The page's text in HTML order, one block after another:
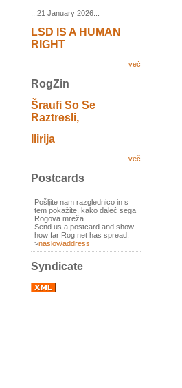
...21 January 2026...
LSD IS A HUMAN
RIGHT
več
RogZin
Šraufi So Se
Raztresli,
Ilirija
več
Postcards
Pošljite nam razglednico in s
tem pokažite, kako daleč sega
Rogova mreža.
Send us a postcard and show
how far Rog net has spread.
>naslov/address
Syndicate